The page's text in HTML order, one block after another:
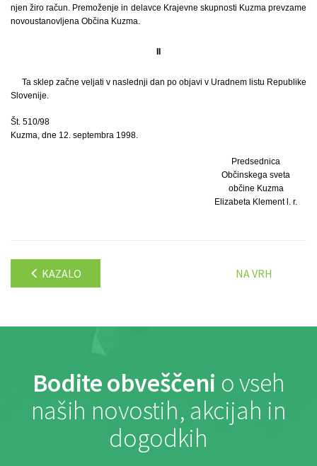
njen žiro račun. Premoženje in delavce Krajevne skupnosti Kuzma prevzame
novoustanovljena Občina Kuzma.
II
Ta sklep začne veljati v naslednji dan po objavi v Uradnem listu Republike
Slovenije.
Št. 510/98
Kuzma, dne 12. septembra 1998.
Predsednica
Občinskega sveta
občine Kuzma
Elizabeta Klement l. r.
KAZALO NA VRH
Bodite obveščeni o vseh
naših novostih, akcijah in
dogodkih